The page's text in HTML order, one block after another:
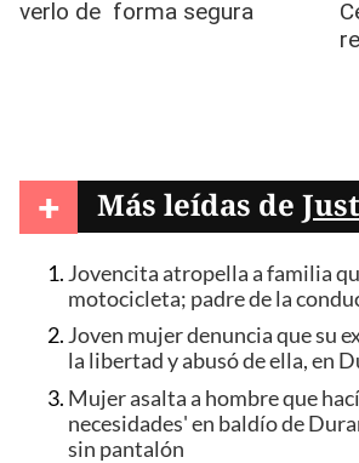
+ Más leídas de
Jovencita atropella a familia
motocicleta; padre de la
Joven mujer denuncia que su
la libertad y abusó de ella, en
Mujer asalta a hombre que
necesidades' en baldío de
sin pantalón